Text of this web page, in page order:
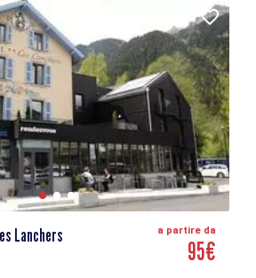
Lanchers a partire da
95€